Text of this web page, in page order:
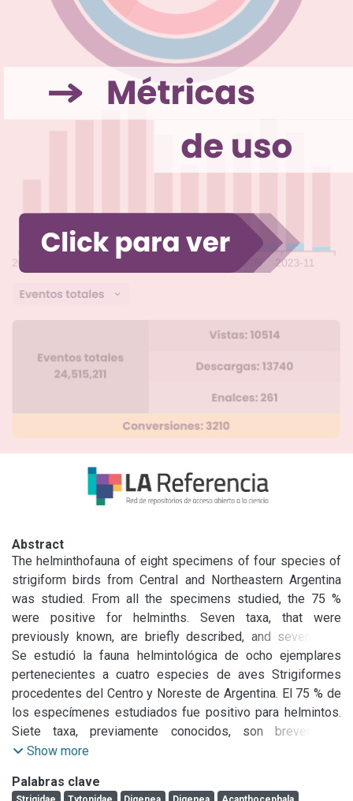
Abstract
The helminthofauna of eight specimens of four species of
strigiform birds from Central and Northeastern Argentina
was studied. From all the specimens studied, the 75 %
were positive for helminths. Seven taxa, that were
previously known, are briefly described, and seven new
host-parasite associations are reported:
the strigeid digeneans Australapatemon magnacetabulum,
and Strigea falconis brasiliana, and the acuariid nematode
Synhimantus (Synhimantus) cf. laticeps (Acuaridae)
associated with Asio clamator; the diplostomid digenea
Neodiplostomum travassosi and the centrorhynchid
cunicularia; the strigeid digenean Strigea magniova
Se estudió la fauna helmintológica de ocho ejemplares
pertenecientes a cuatro especies de aves Strigiformes
procedentes del Centro y Noreste de Argentina. El 75 % de
los especímenes estudiados fue positivo para helmintos.
Siete taxa, previamente conocidos, son brevemente
descriptos y siete nuevas asociaciones hospedador
Australapatemon magnacetabulum, Strigea falconis
Show more
Palabras clave